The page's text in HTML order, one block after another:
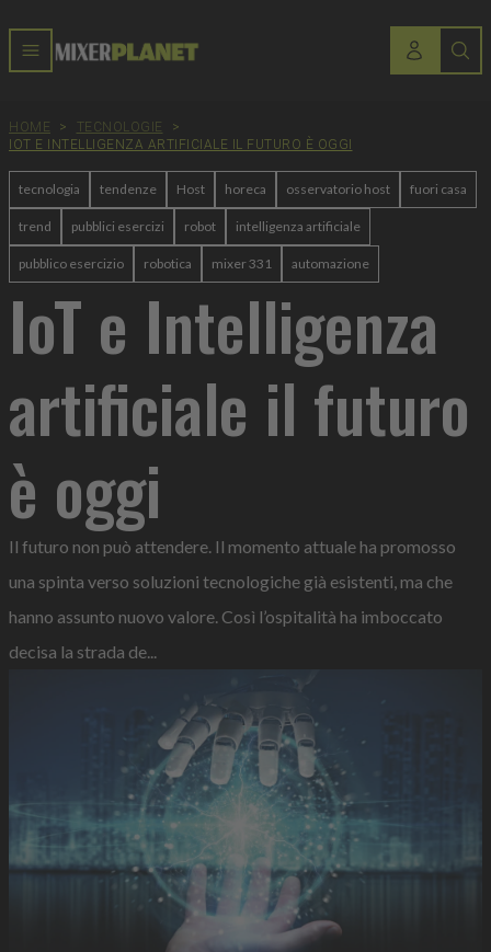
HOME > TECNOLOGIE
>
IOT E INTELLIGENZA ARTIFICIALE IL FUTURO È OGGI
tecnologia tendenze Host horeca osservatorio host fuori casa
trend pubblici esercizi robot intelligenza artificiale
pubblico esercizio robotica mixer 331 automazione
IoT e Intelligenza
artificiale il futuro
è oggi
Il futuro non può attendere. Il momento attuale ha promosso
una spinta verso soluzioni tecnologiche già esistenti, ma che
hanno assunto nuovo valore. Così l’ospitalità ha imboccato
decisa la strada de...